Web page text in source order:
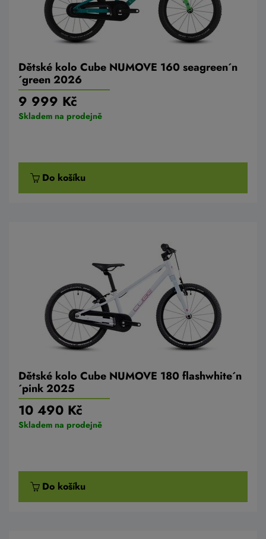
Dětské kolo Cube NUMOVE 160 seagreen´n
´green 2026
9 999 Kč
Skladem na prodejně
Do košíku
Dětské kolo Cube NUMOVE 180 flashwhite´n
´pink 2025
10 490 Kč
Skladem na prodejně
Do košíku